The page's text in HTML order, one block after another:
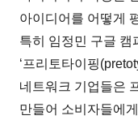
아이디어를 어떻게
특히 임정민 구글 캠
‘프리토타이핑
네트워크 기업들은
만들어 소비자들에